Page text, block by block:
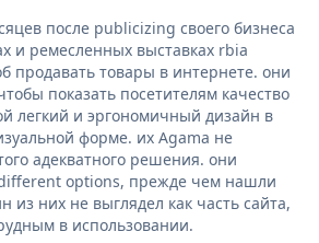
после publicizing своего бизнеса
и ремесленных выставках rbia
продавать товары в интернете. они
показать посетителям качество
легкий и эргономичный дизайн в
форме. их Agama не
адекватного решения. они
options, прежде чем нашли
из них не выглядел как часть сайта,
в использовании.